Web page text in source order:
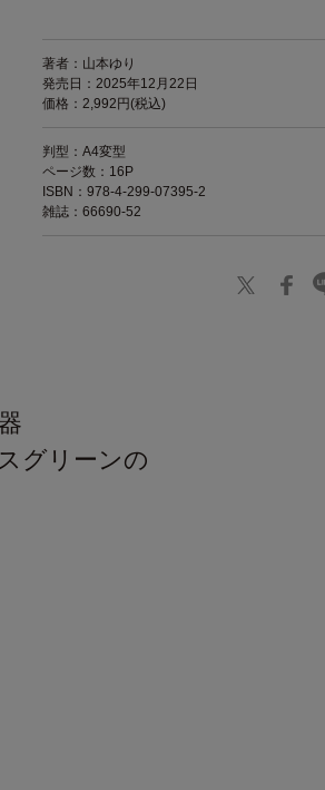
著者：山本ゆり
発売日：2025年12月22日
価格：2,992円(税込)
判型：A4変型
ページ数：16P
ISBN：978-4-299-07395-2
雑誌：66690-52
グリーンの